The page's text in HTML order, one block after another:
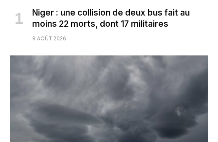
Niger : une collision de deux bus fait au
moins 22 morts, dont 17 militaires
9 AOÛT 2026